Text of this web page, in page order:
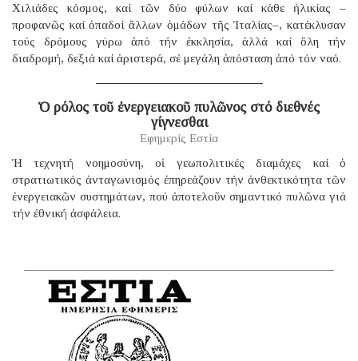
Χιλιάδες κόσμος, καί τῶν δύο φύλων καί κάθε ἡλικίας –
προφανῶς καί ὀπαδοί ἄλλων ὁμάδων τῆς Ἰταλίας–, κατέκλυσαν
τούς δρόμους γύρω ἀπό τήν ἐκκλησία, ἀλλά καί ὅλη τήν
διαδρομή, δεξιά καί ἀριστερά, σέ μεγάλη ἀπόσταση ἀπό τόν ναό.
Ὁ ρόλος τοῦ ἐνεργειακοῦ πυλῶνος στό διεθνές
γίγνεσθαι
Εφημερίς Εστία
Ἡ τεχνητή νοημοσύνη, οἱ γεωπολιτικές διαμάχες καί ὁ
στρατιωτικός ἀνταγωνισμός ἐπηρεάζουν τήν ἀνθεκτικότητα τῶν
ἐνεργειακῶν συστημάτων, πού ἀποτελοῦν σημαντικό πυλῶνα γιά
τήν ἐθνική ἀσφάλεια.